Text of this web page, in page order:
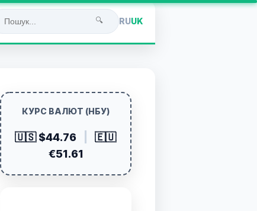
🔍 RUUK
КУРС ВАЛЮТ (НБУ)
🇺🇸 $44.76
🇪🇺
€51.61